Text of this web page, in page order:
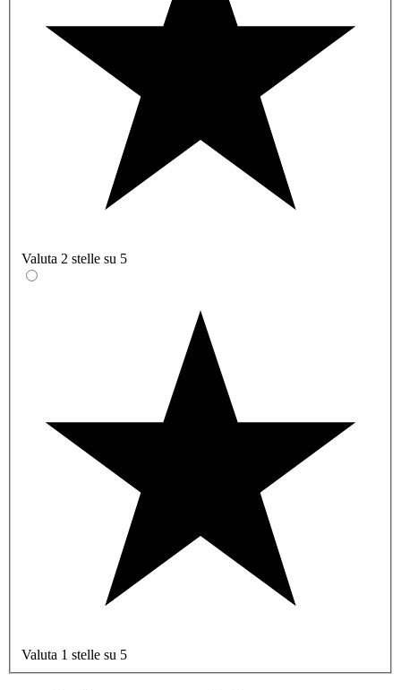
Valuta 2 stelle su 5
Valuta 1 stelle su 5